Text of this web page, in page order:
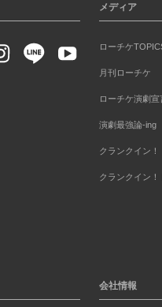
メディア
ローチケ
月刊ローチケ
ローチケ演劇宣
演劇最強論-ing
クランクイン！
クランクイン！
会社情報